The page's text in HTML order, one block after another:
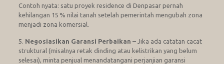
Contoh nyata: satu proyek residence di Denpasar pernah
kehilangan 15 % nilai tanah setelah pemerintah mengubah zona
menjadi zona komersial.
5. Negosiasikan Garansi Perbaikan – Jika ada catatan cacat
struktural (misalnya retak dinding atau kelistrikan yang belum
selesai), minta penjual menandatangani perjanjian garansi